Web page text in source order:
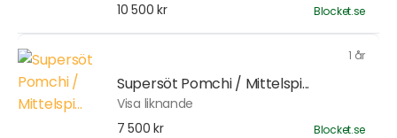
10 500 kr
Blocket.se
1 år
Supersöt Pomchi / Mittelspi...
Visa liknande
7 500 kr
Blocket.se